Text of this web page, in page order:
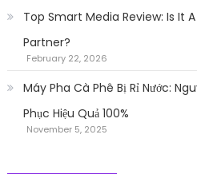
Top Smart Media Review: Is It
Partner?
February 22, 2026
Máy Pha Cà Phê Bị Rỉ Nước:
Phục Hiệu Quả 100%
November 5, 2025